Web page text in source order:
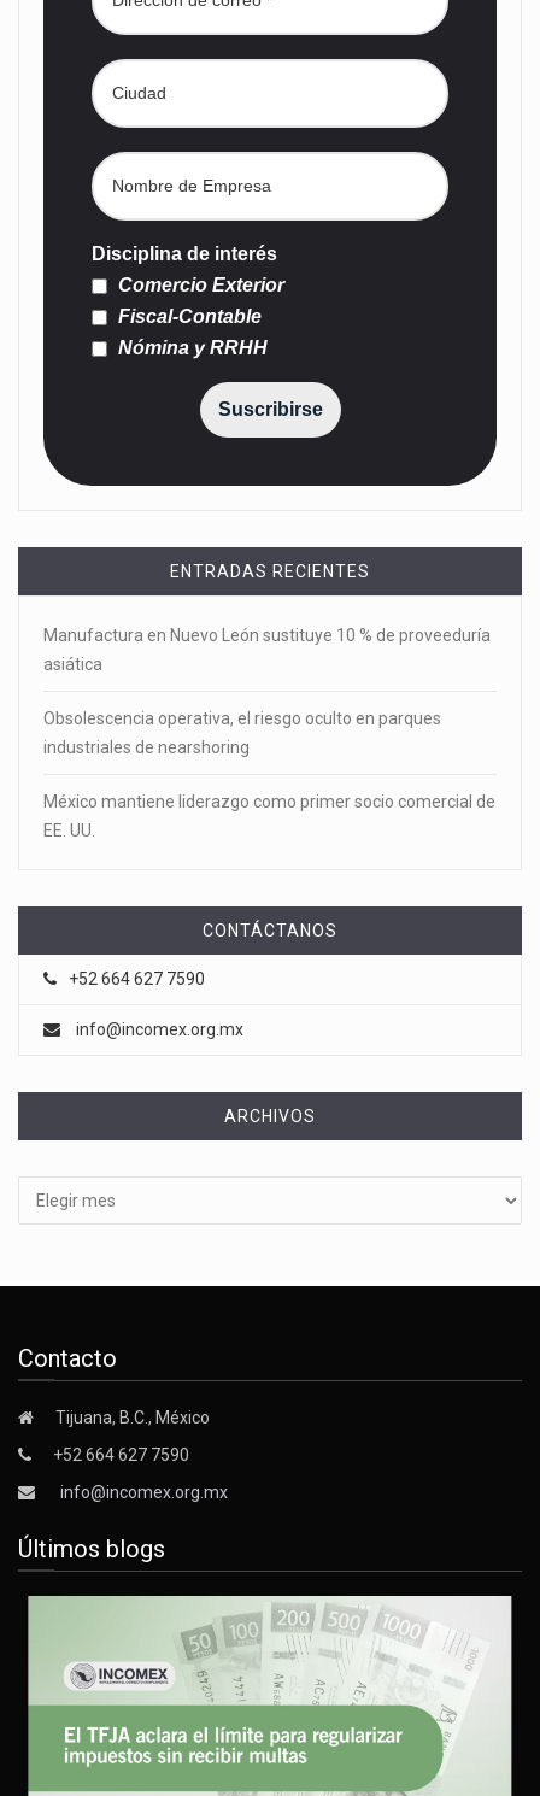
Disciplina de interés
Comercio Exterior
Fiscal-Contable
Nómina y RRHH
Suscribirse
ENTRADAS RECIENTES
Manufactura en Nuevo León sustituye 10 % de proveeduría
asiática
Obsolescencia operativa, el riesgo oculto en parques
industriales de nearshoring
México mantiene liderazgo como primer socio comercial de
EE. UU.
CONTÁCTANOS
+52 664 627 7590
info@incomex.org.mx
ARCHIVOS
Contacto
Tijuana, B.C., México
+52 664 627 7590
info@incomex.org.mx
Últimos blogs